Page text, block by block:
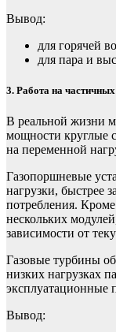
Вывод:
для горячей
для пара и
3. Работа на
В реальной жизни
мощности круглые
на переменной
Газопоршневые
нагрузки, быстрее
потребления.
нескольких
зависимости от
Газовые турбины
низких нагрузках
эксплуатационные
Вывод: